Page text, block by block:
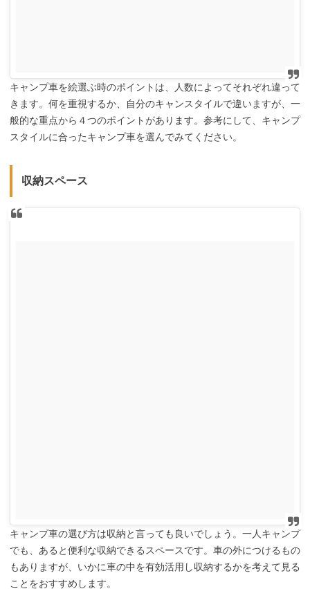
キャンプ車を絵選ぶ時のポイントは、人数によってそれぞれ違って
きます。何を重視するか、自分のキャンスタイルで違いますが、一
般的な重点から４つのポイントがあります。参考にして、キャンプ
スタイルに合ったキャンプ車を選んでみてください。
収納スペース
キャンプ車の選び方は収納と言っても良いでしょう。一人キャンプ
でも、あると便利な収納できるスペースです。車の外につけるもの
もありますが、いかに車の中を有効活用し収納するかを考えて見る
ことをおすすめします。